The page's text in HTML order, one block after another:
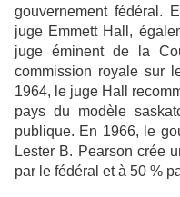
gouvernement fédéral.
juge Emmett Hall,
juge éminent de la
commission royale sur
1964, le juge Hall
pays du modèle
publique. En 1966, le
Lester B. Pearson crée
par le fédéral et à 50 %